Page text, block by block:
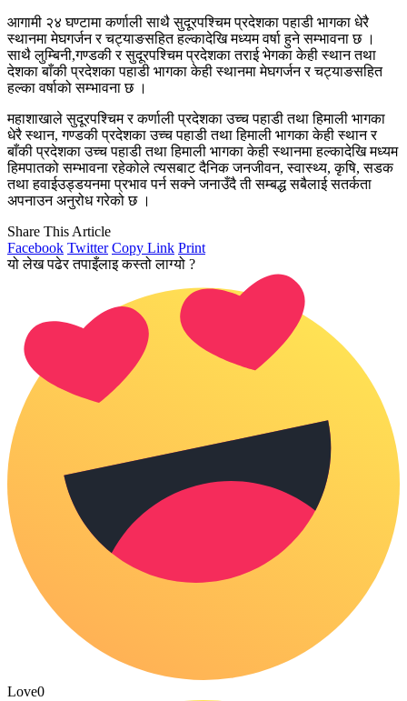
आगामी २४ घण्टामा कर्णाली साथै सुदूरपश्चिम प्रदेशका पहाडी भागका धेरै
स्थानमा मेघगर्जन र चट्याङसहित हल्कादेखि मध्यम वर्षा हुने सम्भावना छ ।
साथै लुम्बिनी,गण्डकी र सुदूरपश्चिम प्रदेशका तराई भेगका केही स्थान तथा
देशका बाँकी प्रदेशका पहाडी भागका केही स्थानमा मेघगर्जन र चट्याङसहित
हल्का वर्षाको सम्भावना छ ।
महाशाखाले सुदूरपश्चिम र कर्णाली प्रदेशका उच्च पहाडी तथा हिमाली भागका
धेरै स्थान, गण्डकी प्रदेशका उच्च पहाडी तथा हिमाली भागका केही स्थान र
बाँकी प्रदेशका उच्च पहाडी तथा हिमाली भागका केही स्थानमा हल्कादेखि मध्यम
हिमपातको सम्भावना रहेकोले त्यसबाट दैनिक जनजीवन, स्वास्थ्य, कृषि, सडक
तथा हवाईउड्डयनमा प्रभाव पर्न सक्ने जनाउँदै ती सम्बद्ध सबैलाई सतर्कता
अपनाउन अनुरोध गरेको छ ।
Share This Article
Facebook Twitter Copy Link Print
यो लेख पढेर तपाइँलाइ कस्तो लाग्यो ?
Love0